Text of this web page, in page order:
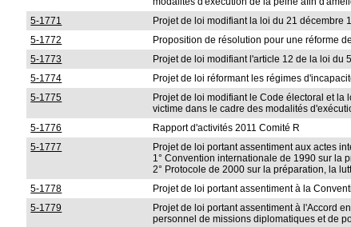
5-1771 Projet de loi modifiant la loi du 21 décembre
5-1772
Proposition de résolution pour une réforme
5-1773
Projet de loi modifiant l'article 12 de la loi
5-1774
Projet de loi réformant les régimes
5-1775
Projet de loi modifiant le Code électoral et
victime dans le cadre des modalités
5-1776 Rapport d'activités 2011 Comité R
5-1777
Projet de loi portant assentiment aux actes
1° Convention internationale de 1990 sur la
2° Protocole de 2000 sur la préparation, la
5-1778 Projet de loi portant assentiment à la
5-1779
Projet de loi portant assentiment à l'Accord
personnel de missions diplomatiques et de